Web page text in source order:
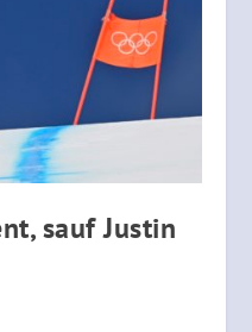
sauf Justin